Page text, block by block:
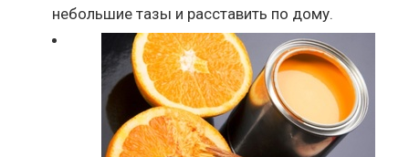
небольшие тазы и расставить по дому.